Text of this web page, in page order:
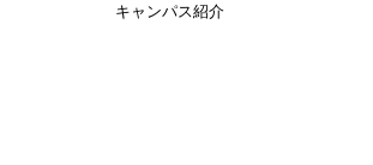
キャンパス紹介